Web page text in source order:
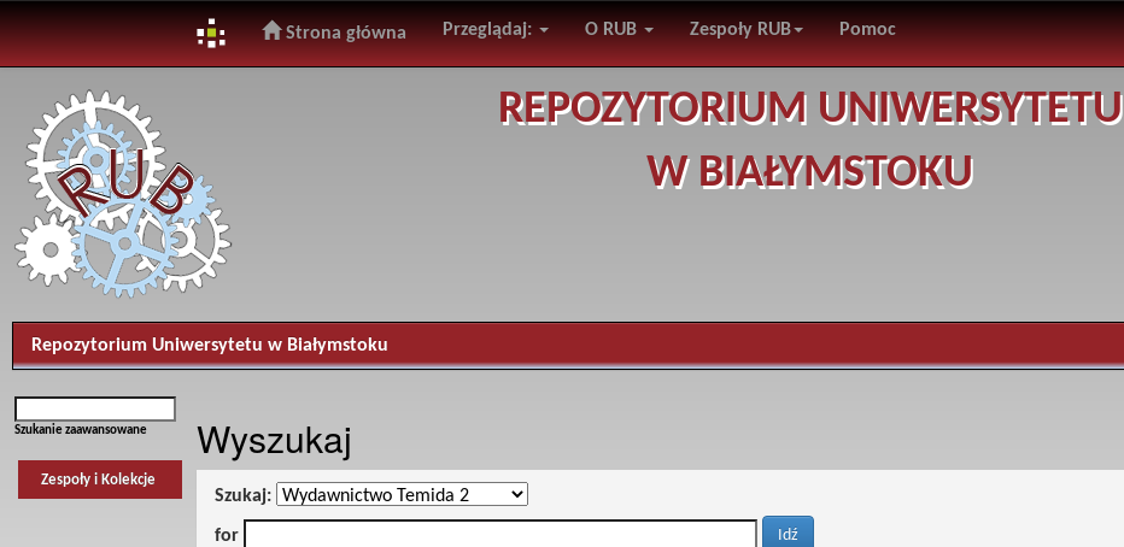
navigation
Strona główna Przeglądaj: O RUB Zespoły RUB Pomoc
REPOZYTORIUM UNIWERSYTETU
W BIAŁYMSTOKU
Repozytorium Uniwersytetu w Białymstoku
Szukanie zaawansowane
Zespoły i Kolekcje
Wyszukaj
Szukaj:
for